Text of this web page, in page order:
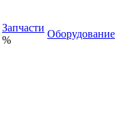
Запчасти
%
Оборудование